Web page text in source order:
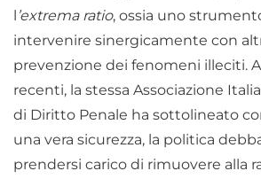
l ’extrema ratio, ossia uno
intervenire sinergicamente con
prevenzione dei fenomeni illeciti.
recenti, la stessa Associazione
di Diritto Penale ha sottolineato
una vera sicurezza, la politica
prendersi carico di rimuovere alla